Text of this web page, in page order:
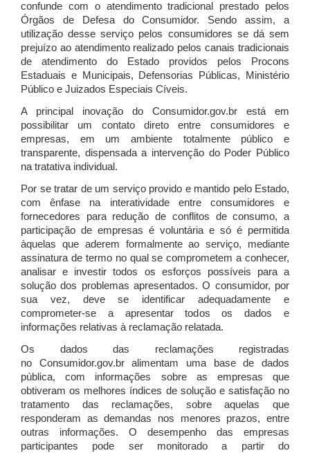
confunde com o atendimento tradicional prestado pelos
Órgãos de Defesa do Consumidor. Sendo assim, a
utilização desse serviço pelos consumidores se dá sem
prejuízo ao atendimento realizado pelos canais tradicionais
de atendimento do Estado providos pelos Procons
Estaduais e Municipais, Defensorias Públicas, Ministério
Público e Juizados Especiais Cíveis.
A principal inovação do Consumidor.gov.br está em
possibilitar um contato direto entre consumidores e
empresas, em um ambiente totalmente público e
transparente, dispensada a intervenção do Poder Público
na tratativa individual.
Por se tratar de um serviço provido e mantido pelo Estado,
com ênfase na interatividade entre consumidores e
fornecedores para redução de conflitos de consumo, a
participação de empresas é voluntária e só é permitida
àquelas que aderem formalmente ao serviço, mediante
assinatura de termo no qual se comprometem a conhecer,
analisar e investir todos os esforços possíveis para a
solução dos problemas apresentados. O consumidor, por
sua vez, deve se identificar adequadamente e
comprometer-se a apresentar todos os dados e
informações relativas à reclamação relatada.
Os dados das reclamações registradas
no Consumidor.gov.br alimentam uma base de dados
pública, com informações sobre as empresas que
obtiveram os melhores índices de solução e satisfação no
tratamento das reclamações, sobre aquelas que
responderam as demandas nos menores prazos, entre
outras informações. O desempenho das empresas
participantes pode ser monitorado a partir do